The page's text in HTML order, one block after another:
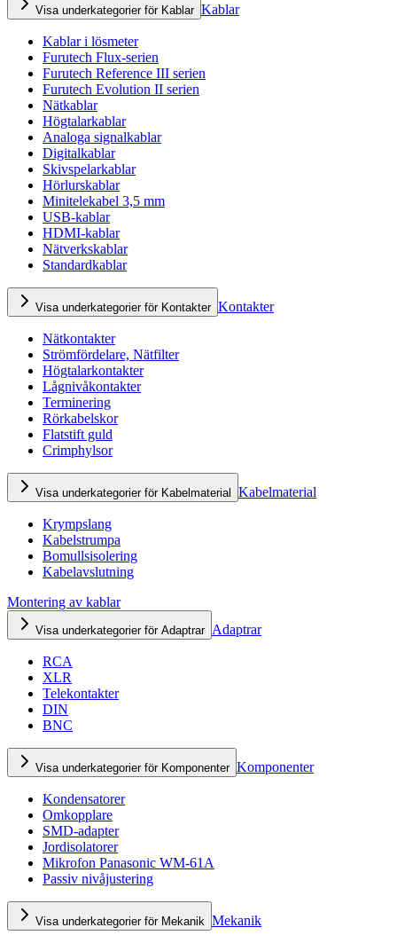
Visa underkategorier för Kablar Kablar
Kablar i lösmeter
Furutech Flux-serien
Furutech Reference III serien
Furutech Evolution II serien
Nätkablar
Högtalarkablar
Analoga signalkablar
Digitalkablar
Skivspelarkablar
Hörlurskablar
Minitelekabel 3,5 mm
USB-kablar
HDMI-kablar
Nätverkskablar
Standardkablar
Visa underkategorier för Kontakter Kontakter
Nätkontakter
Strömfördelare, Nätfilter
Högtalarkontakter
Lågnivåkontakter
Terminering
Rörkabelskor
Flatstift guld
Crimphylsor
Visa underkategorier för Kabelmaterial Kabelmaterial
Krympslang
Kabelstrumpa
Bomullsisolering
Kabelavslutning
Montering av kablar
Visa underkategorier för Adaptrar Adaptrar
RCA
XLR
Telekontakter
DIN
BNC
Visa underkategorier för Komponenter Komponenter
Kondensatorer
Omkopplare
SMD-adapter
Jordisolatorer
Mikrofon Panasonic WM-61A
Passiv nivåjustering
Visa underkategorier för Mekanik Mekanik